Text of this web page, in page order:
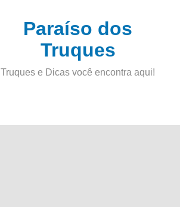
Paraíso dos
Truques
Truques e Dicas você encontra aqui!